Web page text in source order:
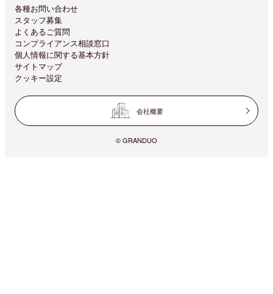
各種お問い合わせ
スタッフ募集
よくあるご質問
コンプライアンス相談窓口
個人情報に関する基本方針
サイトマップ
クッキー設定
会社概要
© GRANDUO